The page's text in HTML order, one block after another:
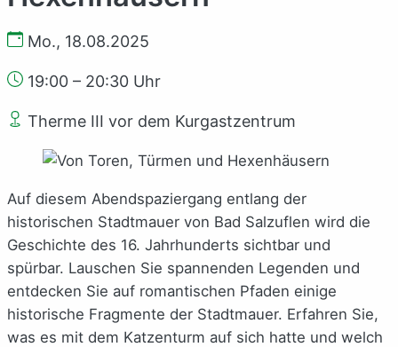
Mo., 18.08.2025
19:00 – 20:30 Uhr
Therme III vor dem Kurgastzentrum
Auf diesem Abendspaziergang entlang der
historischen Stadtmauer von Bad Salzuflen wird die
Geschichte des 16. Jahrhunderts sichtbar und
spürbar. Lauschen Sie spannenden Legenden und
entdecken Sie auf romantischen Pfaden einige
historische Fragmente der Stadtmauer. Erfahren Sie,
was es mit dem Katzenturm auf sich hatte und welch